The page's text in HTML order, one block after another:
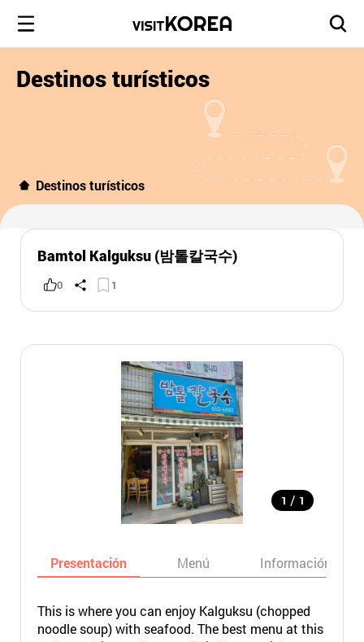
Destinos turísticos
Destinos turísticos
Bamtol Kalguksu (밤톨칼국수)
0 1
1 / 1
Presentación Menú Información
This is where you can enjoy Kalguksu (chopped
noodle soup) with seafood. The best menu at this